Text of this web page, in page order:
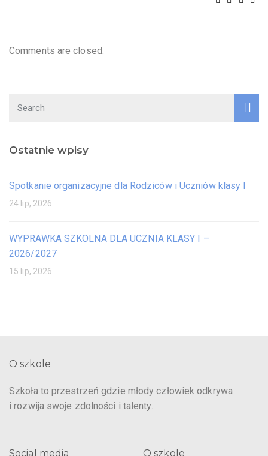
Comments are closed.
Ostatnie wpisy
Spotkanie organizacyjne dla Rodziców i Uczniów klasy I
24 lip, 2026
WYPRAWKA SZKOLNA DLA UCZNIA KLASY I –
2026/2027
15 lip, 2026
O szkole
Szkoła to przestrzeń gdzie młody człowiek odkrywa
i rozwija swoje zdolności i talenty.
Social media O szkole